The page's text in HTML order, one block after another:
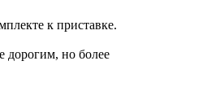
к приставке.
дорогим, но более